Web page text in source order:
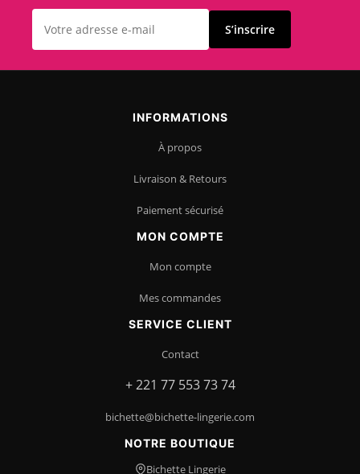
S’inscrire
INFORMATIONS
À propos
Livraison & Retours
Paiement sécurisé
MON COMPTE
Mon compte
Mes commandes
SERVICE CLIENT
Contact
+ 221 77 553 73 74
bichette@bichette-lingerie.com
NOTRE BOUTIQUE
Bichette Lingerie